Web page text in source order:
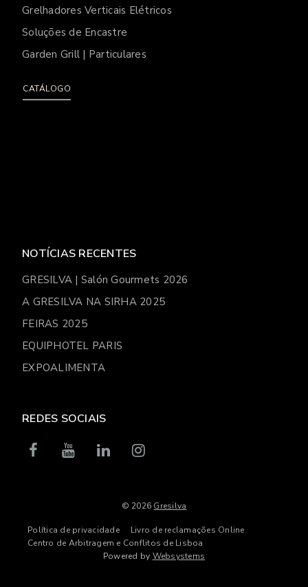
Grelhadores Verticais Elétricos
Soluções de Encastre
Garden Grill | Particulares
CATÁLOGO
NOTÍCIAS RECENTES
GRESILVA | Salón Gourmets 2026
A GRESILVA NA SIRHA 2025
FEIRAS 2025
EQUIPHOTEL PARIS
EXPOALIMENTA
REDES SOCIAIS
© 2026 Gresilva
Política de privacidade
Livro de reclamações Online
Centro de Arbitragem e Conflitos de Lisboa
Powered by Websystems